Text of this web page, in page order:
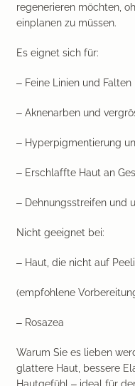
regenerieren möchten,
einplanen zu müssen.
Es eignet sich für:
– Feine Linien und Falten
– Aknenarben und
– Hyperpigmentierung
– Erschlaffte Haut an
– Dehnungsstreifen und
Nicht geeignet bei:
– Haut, die nicht auf
(empfohlene
– Rosazea
Warum Sie es lieben
glattere Haut, bessere
Hautgefühl – ideal für